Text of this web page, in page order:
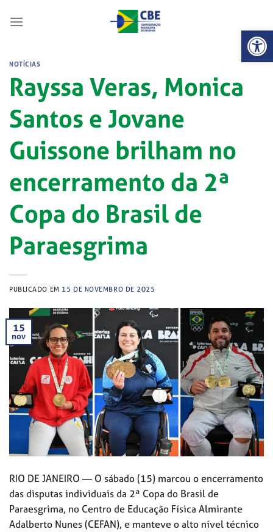
Abrir
NOTÍCIAS
Rayssa Veras, Monica
Santos e Jovane
Guissone brilham no
encerramento da 2ª
Copa do Brasil de
Paraesgrima
PUBLICADO EM 15 DE NOVEMBRO DE 2025
15
nov
RIO DE JANEIRO — O sábado (15) marcou o encerramento
das disputas individuais da 2ª Copa do Brasil de
Paraesgrima, no Centro de Educação Física Almirante
Adalberto Nunes (CEFAN), e manteve o alto nível técnico